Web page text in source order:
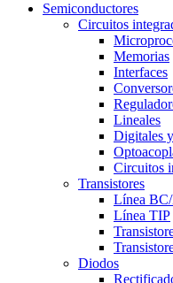
Semiconductores
Circuitos
Memorias
Interfaces
Lineales
Digitales
Circuitos
Transistores
Línea
Línea TIP
Diodos